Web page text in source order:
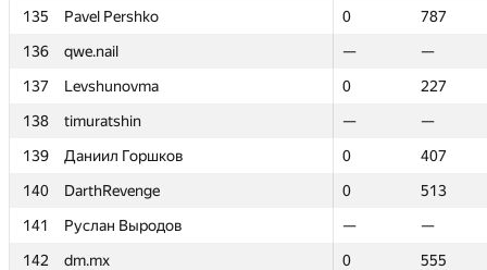
135
Pavel Pershko 0
787
136
qwe.nail —
—
137
Levshunovma 0
227
138
timuratshin —
—
139
Даниил Горшков 0
407
140
DarthRevenge 0
513
141
Руслан Выродов —
—
142
dm.mx 0
555
135
Pavel Pershko 0
787
136
qwe.nail —
—
137
Levshunovma 0
227
138
timuratshin —
—
139
Даниил Горшков 0
407
140
DarthRevenge 0
513
141
Руслан Выродов —
—
142
dm.mx 0
555